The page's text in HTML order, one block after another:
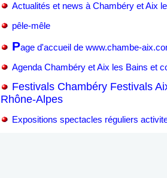
Actualités et news à Chambéry et Aix
pêle-mêle
Page d'accueil de www.chambe-
Agenda Chambéry et Aix les Bains et
Festivals Chambéry Festivals
Rhône-Alpes
Expositions spectacles réguliers